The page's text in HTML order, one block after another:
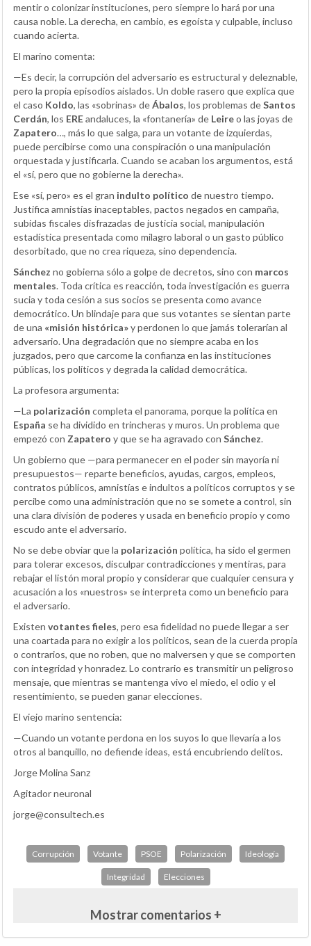
mentir o colonizar instituciones, pero siempre lo hará por una
causa noble. La derecha, en cambio, es egoísta y culpable, incluso
cuando acierta.
El marino comenta:
—Es decir, la corrupción del adversario es estructural y deleznable,
pero la propia episodios aislados. Un doble rasero que explica que
el caso Koldo, las «sobrinas» deÁbalos, los problemas deSantos
Cerdán, los EREandaluces, la «fontanería» de Leireo las joyas de
Zapatero…, más lo que salga, para un votante de izquierdas,
puede percibirse como una conspiración o una manipulación
orquestada y justificarla. Cuando se acaban los argumentos, está
el «sí, pero que no gobierne la derecha».
Ese «sí, pero» es el gran indulto político de nuestro tiempo.
Justifica amnistías inaceptables, pactos negados en campaña,
subidas fiscales disfrazadas de justicia social, manipulación
estadística presentada como milagro laboral o un gasto público
desorbitado, que no crea riqueza, sino dependencia.
Sánchez no gobierna sólo a golpe de decretos, sino con marcos
mentales. Toda crítica es reacción, toda investigación es guerra
sucia y toda cesión a sus socios se presenta como avance
democrático. Un blindaje para que sus votantes se sientan parte
de una «misión histórica»y perdonen lo que jamás tolerarían al
adversario. Una degradación que no siempre acaba en los
juzgados, pero que carcome la confianza en las instituciones
públicas, los políticos y degrada la calidad democrática.
La profesora argumenta:
—La polarización completa el panorama, porque la política en
España se ha dividido en trincheras y muros. Un problema que
empezó con Zapatero y que se ha agravado con Sánchez.
Un gobierno que —para permanecer en el poder sin mayoría ni
presupuestos— reparte beneficios, ayudas, cargos, empleos,
contratos públicos, amnistías e indultos a políticos corruptos y se
percibe como una administración que no se somete a control, sin
una clara división de poderes y usada en beneficio propio y como
escudo ante el adversario.
No se debe obviar que la polarización política, ha sido el germen
para tolerar excesos, disculpar contradicciones y mentiras, para
rebajar el listón moral propio y considerar que cualquier censura y
acusación a los «nuestros» se interpreta como un beneficio para
el adversario.
Existen votantes fieles, pero esa fidelidad no puede llegar a ser
una coartada para no exigir a los políticos, sean de la cuerda propia
o contrarios, que no roben, que no malversen y que se comporten
con integridad y honradez. Lo contrario es transmitir un peligroso
mensaje, que mientras se mantenga vivo el miedo, el odio y el
resentimiento, se pueden ganar elecciones.
El viejo marino sentencia:
—Cuando un votante perdona en los suyos lo que llevaría a los
otros al banquillo, no defiende ideas, está encubriendo delitos.
Jorge Molina Sanz
Agitador neuronal
jorge@consultech.es
Corrupción Votante PSOE Polarización Ideología
Integridad Elecciones
Mostrar comentarios +